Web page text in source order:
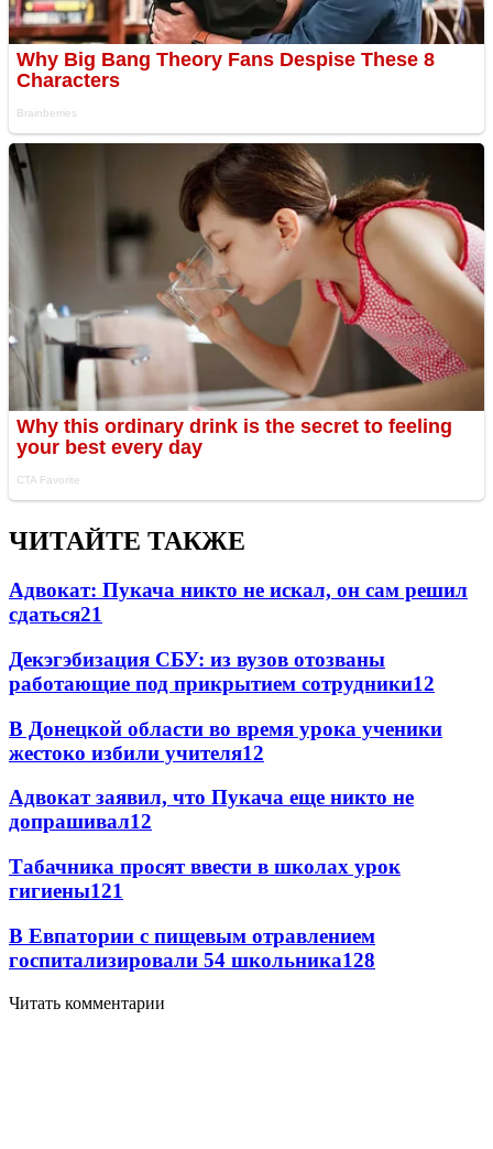
ЧИТАЙТЕ ТАКЖЕ
Адвокат: Пукача никто не искал, он сам решил
сдаться21
Декэгэбизация СБУ: из вузов отозваны
работающие под прикрытием сотрудники12
В Донецкой области во время урока ученики
жестоко избили учителя12
Адвокат заявил, что Пукача еще никто не
допрашивал12
Табачника просят ввести в школах урок
гигиены121
В Евпатории с пищевым отравлением
госпитализировали 54 школьника128
Читать комментарии